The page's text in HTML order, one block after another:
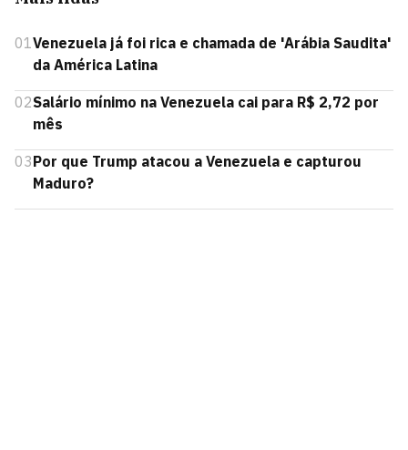
01Venezuela já foi rica e chamada de 'Arábia Saudita'
da América Latina
02Salário mínimo na Venezuela cai para R$ 2,72 por
mês
03Por que Trump atacou a Venezuela e capturou
Maduro?